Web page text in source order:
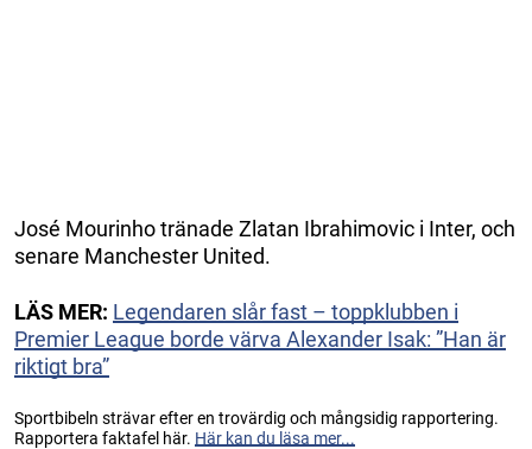
José Mourinho tränade Zlatan Ibrahimovic i Inter, och
senare Manchester United.
LÄS MER: Legendaren slår fast – toppklubben i
Premier League borde värva Alexander Isak: ”Han är
riktigt bra”
Sportbibeln strävar efter en trovärdig och mångsidig rapportering.
Rapportera faktafel här. Här kan du läsa mer...